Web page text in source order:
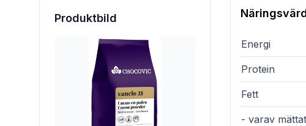
Produktbild
Energi
Protein
Fett
- varav